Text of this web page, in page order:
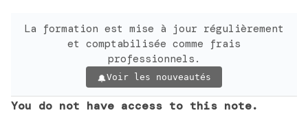
La formation est mise à jour régulièrement
et comptabilisée comme frais
professionnels.
Voir les nouveautés
You do not have access to this note.